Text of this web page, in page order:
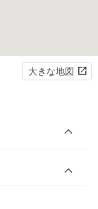
大きな地図